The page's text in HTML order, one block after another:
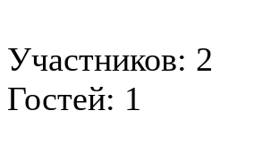
Участников: 2
Гостей: 1